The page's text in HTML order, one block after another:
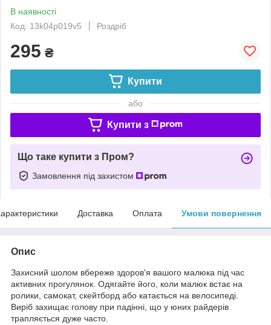
В наявності
Код: 13k04p019v5
Роздріб
295 ₴
Купити
або
Купити з
Що таке купити з Пром?
Замовлення під захистом
Доставка Оплата Умови повернення
Опис
Захисний шолом вбереже здоров'я вашого малюка під час
активних прогулянок. Одягайте його, коли малюк встає на
ролики, самокат, скейтборд або катається на велосипеді.
Виріб захищає голову при падінні, що у юних райдерів
трапляється дуже часто.